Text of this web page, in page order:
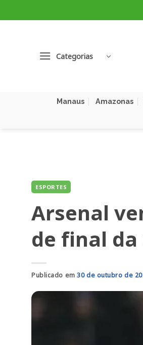
to
Categorias
Manaus Amazonas
ESPORTES
Arsenal
de final da
Publicado em30 de outubro de